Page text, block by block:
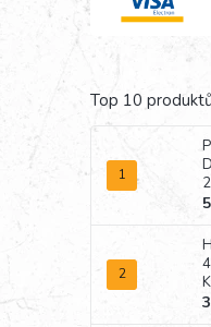
Top 10